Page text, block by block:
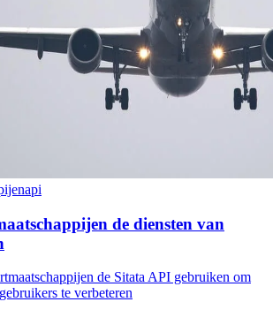
api
de diensten van
de Sitata API gebruiken om
te verbeteren